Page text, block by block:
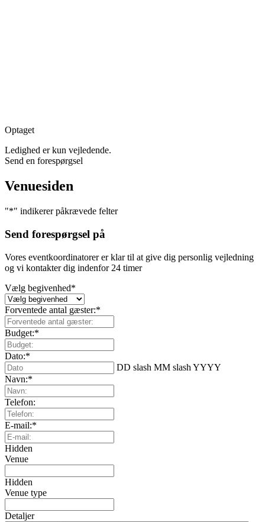
Optaget
Ledighed er kun vejledende.
Send en forespørgsel
Venuesiden
"*" indikerer påkrævede felter
Send forespørgsel på
Vores eventkoordinatorer er klar til at give dig personlig vejledning
og vi kontakter dig indenfor 24 timer
Vælg begivenhed*
Forventede antal gæster:*
Budget:*
Dato:*
DD slash MM slash YYYY
Navn:*
Telefon:
E-mail:*
Hidden
Venue
Hidden
Venue type
Detaljer